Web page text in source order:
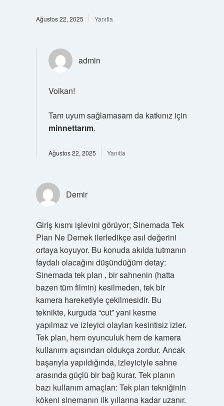
Ağustos 22, 2025 Yanıtla
admin
Volkan!
Tam uyum sağlamasam da katkınız için
minnettarım.
Ağustos 22, 2025 Yanıtla
Demir
Giriş kısmı işlevini görüyor; Sinemada Tek
Plan Ne Demek ilerledikçe asıl değerini
ortaya koyuyor. Bu konuda akılda tutmanın
faydalı olacağını düşündüğüm detay:
Sinemada tek plan , bir sahnenin (hatta
bazen tüm filmin) kesilmeden, tek bir
kamera hareketiyle çekilmesidir. Bu
teknikte, kurguda “cut” yani kesme
yapılmaz ve izleyici olayları kesintisiz izler.
Tek plan, hem oyunculuk hem de kamera
kullanımı açısından oldukça zordur. Ancak
başarıyla yapıldığında, izleyiciyle sahne
arasında güçlü bir bağ kurar. Tek planın
bazı kullanım amaçları: Tek plan tekniğinin
kökeni sinemanın ilk yıllarına kadar uzanır.